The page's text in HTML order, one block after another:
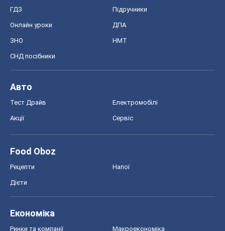
ГДЗ Підручники
Онлайн уроки ДПА
ЗНО НМТ
СНД посібники
Авто
Тест Драйв Електромобілі
Акції Сервіс
Food Oboz
Рецепти Напої
Дієти
Економіка
Ринки та компанії Макроекономіка